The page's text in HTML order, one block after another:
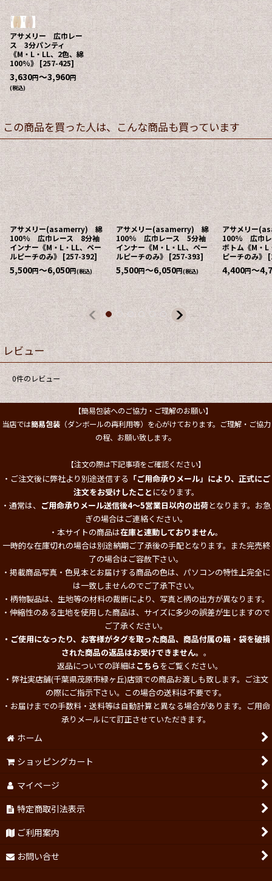
アサメリー 広巾レー
ス 3分パンティ
《M・L・LL、2色、綿
100%》 [257-425]
3,630円～3,960円
(税込)
この商品を買った人は、こんな商品も買っています
アサメリー(asamerry) 綿
100% 広巾レース 8分袖
インナー《M・L・LL、ペー
ルピーチのみ》 [257-392]
5,500円～6,050円(税込)
アサメリー(asamerry) 綿
100% 広巾レース 5分袖
インナー《M・L・LL、ペー
ルピーチのみ》 [257-393]
5,500円～6,050円(税込)
アサメリー
100% 広巾
ボトム《M・L
ピーチのみ》[
4,400円～
レビュー
0件のレビュー
【簡易包装へのご協力・ご理解のお願い】
当店では簡易包装（ダンボールの再利用等）を心がけております。ご理解・ご協力
の程、お願い致します。
【注文の際は下記事項をご確認ください】
・ご注文後に弊社より別途送信する 「ご用命承りメール」により、正式にご
注文をお受けしたこと になります。
・通常は、 ご用命承りメール送信後4～5営業日以内の出荷となります。お急
ぎの場合はご連絡ください。
・本サイトの商品は在庫と連動しておりません。
一時的な在庫切れの場合は別途納期ご了承後の手配となります。また完売終
了の場合はご容赦下さい。
・掲載商品写真・色見本とお届けする商品の色は、パソコンの特性上完全に
は一致しませんのでご了承下さい。
・柄物製品は、生地等の材料の裁断により、写真と柄の出方が異なります。
・伸縮性のある生地を使用した商品は、サイズに多少の誤差が生じますので
ご了承ください。
・ご使用になったり、お客様がタグを取った商品、商品付属の箱・袋を破損
された商品の返品はお受けできません。 。
返品についての詳細はこちらをご覧ください。
・弊社実店舗(千葉県茂原市緑ヶ丘)店頭での商品お渡しも致します。ご注文
の際にご指示下さい。この場合の送料は不要です。
・お届けまでの手数料・送料等は自動計算と異なる場合があります。ご用命
承りメールにて訂正させていただきます。
ホーム
ショッピングカート
マイページ
特定商取引法表示
ご利用案内
お問い合せ